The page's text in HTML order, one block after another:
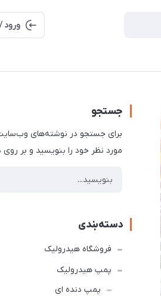
ورود
جستجو
برای جستجو در نوشته‌های
مورد نظر خود را بنویسید و بر
دسته‌بندی
فروشگاه هیدرولیک
پمپ هیدرولیک
پمپ دنده ای